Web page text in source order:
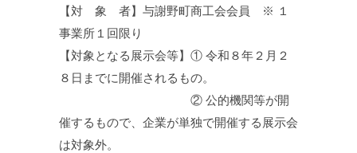
【対 象 者】与謝野町商工会会員 ※ １
事業所１回限り
【対象となる展示会等】① 令和８年２月２
８日までに開催されるもの。
② 公的機関等が開
催するもので、企業が単独で開催する展示会
は対象外。